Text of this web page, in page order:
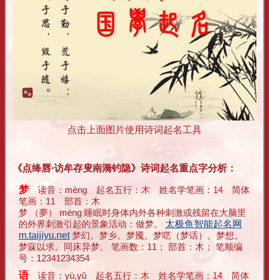
点击上面图片使用诗词起名工具
《点绛唇·访牟存叟南漪钓隐》诗词起名重点字分析：
梦读音：mèng 起名五行： 木 姓名学笔画： 14 简体
笔画：11 部首：木
梦 （夢） mèng 睡眠时身体内外各种刺激或残留在大脑里
的外界刺激引起的景象活动：做梦。 太极鱼智能起名网
m.taijiyu.net梦幻。梦乡。梦魇。梦呓（梦话）。梦想。
梦寐以求。同床异梦。 笔画数：11； 部首：木； 笔顺编
号：12341234354
语读音：yù,yǔ 起名五行： 木 姓名学笔画： 14 简体